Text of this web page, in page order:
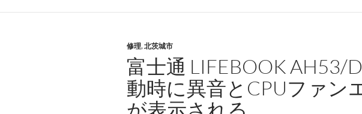
修理,北茨城市
富士通 LIFEBOOK AH53/
動時に異音とCPUファン